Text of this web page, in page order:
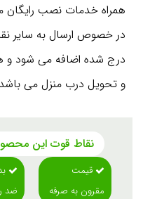
همراه خدمات نصب رایگان
درج شده اضافه می شود و
و تحویل درب منزل می
نقاط قوت این
قیمت
مقرون به صرفه
ضد